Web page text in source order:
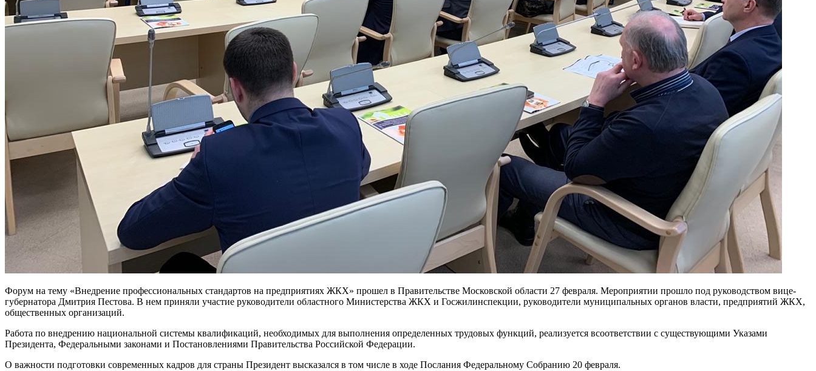
Форум на тему «Внедрение профессиональных стандартов на предприятиях ЖКХ» прошел в Правительстве Московской области 27 февраля. Мероприятии прошло под руководством вице-
губернатора Дмитрия Пестова. В нем приняли участие руководители областного Министерства ЖКХ и Госжилинспекции, руководители муниципальных органов власти, предприятий ЖКХ,
общественных организаций.
Работа по внедрению национальной системы квалификаций, необходимых для выполнения определенных трудовых функций, реализуется всоответствии с существующими Указами
Президента, Федеральными законами и Постановлениями Правительства Российской Федерации.
О важности подготовки современных кадров для страны Президент высказался в том числе в ходе Послания Федеральному Собранию 20 февраля.